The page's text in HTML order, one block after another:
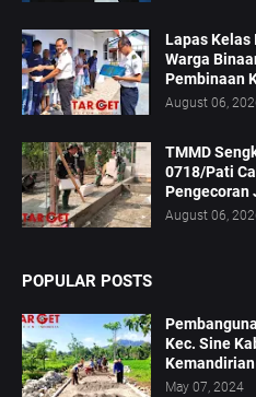
Lapas Kelas
Warga
Pembinaan
August 06,
TMMD
0718/Pati
Pengecoran
August 06,
POPULAR POSTS
Kec. Sine
May 07, 2024